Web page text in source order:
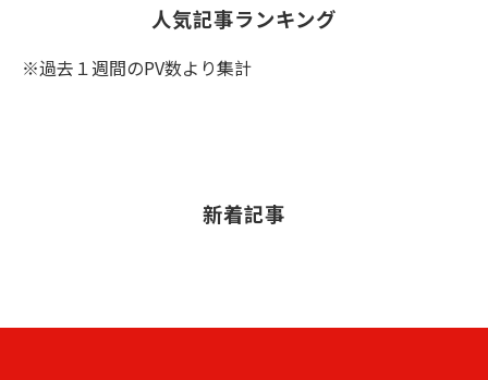
人気記事ランキング
※過去１週間のPV数より集計
新着記事